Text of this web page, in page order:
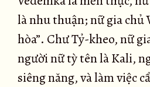
là nhu thuận; nữ gia chủ
hòa”. Chư Tỷ-kheo, nữ
người nữ tỳ tên là Kali,
siêng năng, và làm việc